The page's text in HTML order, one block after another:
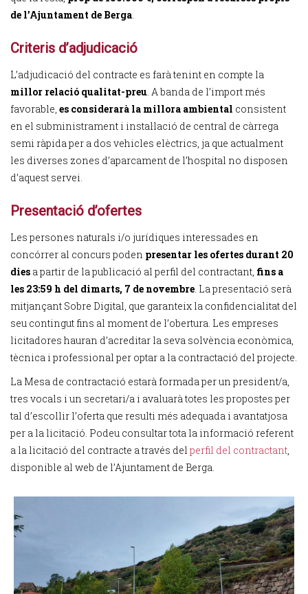
de l’Ajuntament de Berga.
Criteris d’adjudicació
L’adjudicació del contracte es farà tenint en compte la
millor relació qualitat-preu. A banda de l’import més
favorable, es considerarà la millora ambiental consistent
en el subministrament i instal·lació de central de càrrega
semi ràpida per a dos vehicles elèctrics, ja que actualment
les diverses zones d’aparcament de l’hospital no disposen
d’aquest servei.
Presentació d’ofertes
Les persones naturals i/o jurídiques interessades en
concórrer al concurs poden presentar les ofertes durant 20
dies a partir de la publicació al perfil del contractant, fins a
les 23:59 h del dimarts, 7 de novembre. La presentació serà
mitjançant Sobre Digital, que garanteix la confidencialitat del
seu contingut fins al moment de l’obertura. Les empreses
licitadores hauran d’acreditar la seva solvència econòmica,
tècnica i professional per optar a la contractació del projecte.
La Mesa de contractació estarà formada per un president/a,
tres vocals i un secretari/a i avaluarà totes les propostes per
tal d’escollir l’oferta que resulti més adequada i avantatjosa
per a la licitació. Podeu consultar tota la informació referent
a la licitació del contracte a través del perfil del contractant,
disponible al web de l’Ajuntament de Berga.